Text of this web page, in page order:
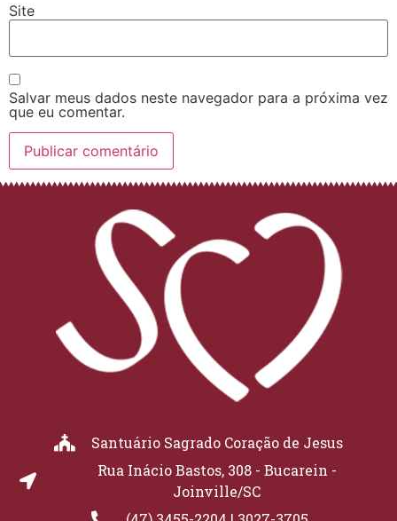
Site
Salvar meus dados neste navegador para a próxima vez
que eu comentar.
Santuário Sagrado Coração de Jesus
Rua Inácio Bastos, 308 - Bucarein -
Joinville/SC